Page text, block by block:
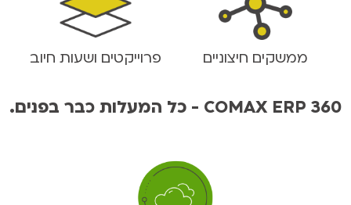
ממשקים חיצוניים פרוייקטים ושעות חיוב
.כל המעלות כבר בפנים - COMAX ERP 360